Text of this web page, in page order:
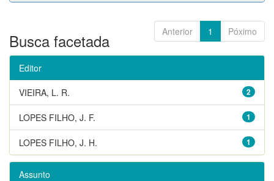
Anterior 1 Póximo
Busca facetada
Editor
2
VIEIRA, L. R.
1
LOPES FILHO, J. F.
1
LOPES FILHO, J. H.
Assunto